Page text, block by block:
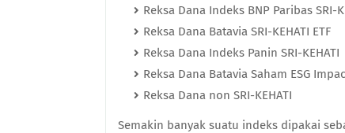
Reksa Dana Indeks BNP Paribas SRI-
Reksa Dana Batavia SRI-KEHATI ETF
Reksa Dana Indeks Panin SRI-KEHATI
Reksa Dana Batavia Saham ESG
Reksa Dana non SRI-KEHATI
Semakin banyak suatu indeks dipakai